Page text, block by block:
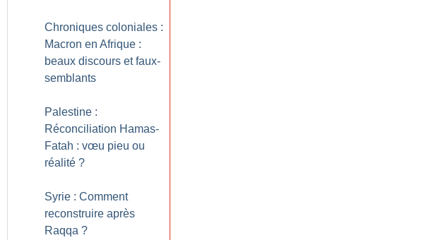
Chroniques coloniales :
Macron en Afrique :
beaux discours et faux-
semblants
Palestine :
Réconciliation Hamas-
Fatah : vœu pieu ou
réalité ?
Syrie : Comment
reconstruire après
Raqqa ?